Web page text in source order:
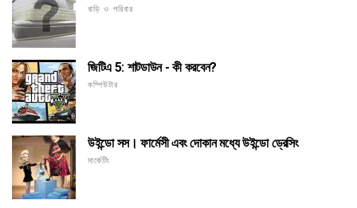
বাড়ি ও পরিবার
জিটিএ 5: শাটডাউন - কী করবেন?
কম্পিউটার
উইন্ডো সস। ফার্মেসী এবং দোকান মধ্যে উইন্ডো ড্রেসিং
মার্কেটিং